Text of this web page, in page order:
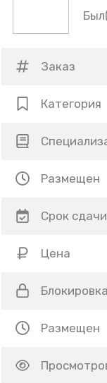
Заказ
Категория
Размещен
Срок сдачи
Цена
Блокировка
Размещен